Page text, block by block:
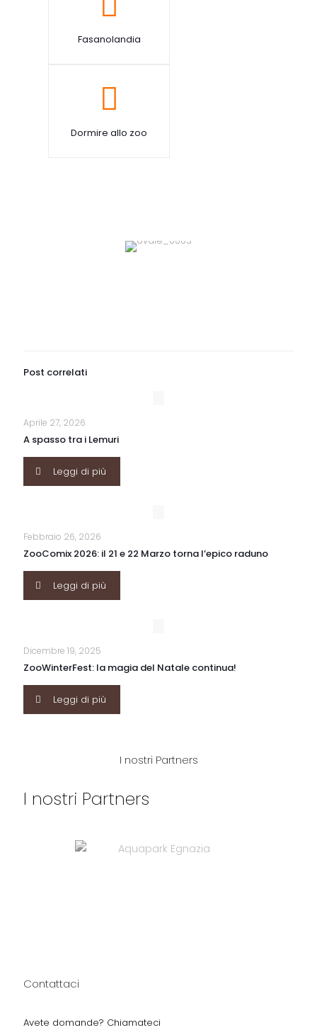
Fasanolandia
Dormire allo zoo
Post correlati
Aprile 27, 2026
A spasso tra i Lemuri
Leggi di più
Febbraio 26, 2026
ZooComix 2026: il 21 e 22 Marzo torna l’epico raduno
Leggi di più
Dicembre 19, 2025
ZooWinterFest: la magia del Natale continua!
Leggi di più
I nostri Partners
I nostri Partners
Contattaci
Avete domande? Chiamateci